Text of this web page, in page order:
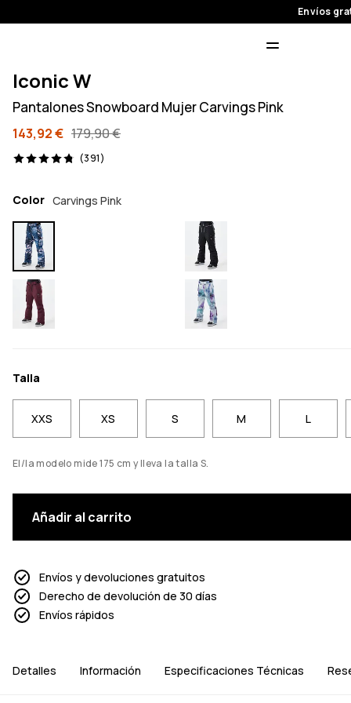
Envíos
Iconic W
Pantalones Snowboard Mujer Carvings Pink
143,92 € 179,90 €
(391)
391 opiniones, 4.8/5
Color Carvings Pink
Talla
XXS XS S M L
El/la modelo mide 175 cm y lleva la talla S.
Añadir al carrito
Envíos y devoluciones gratuitos
Derecho de devolución de 30 días
Envíos rápidos
Detalles Información Especificaciones Técnicas